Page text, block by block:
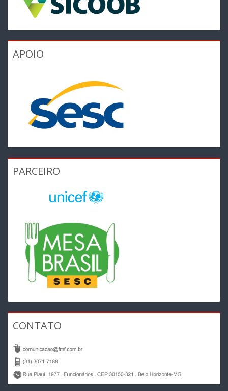
APOIO
PARCEIRO
CONTATO